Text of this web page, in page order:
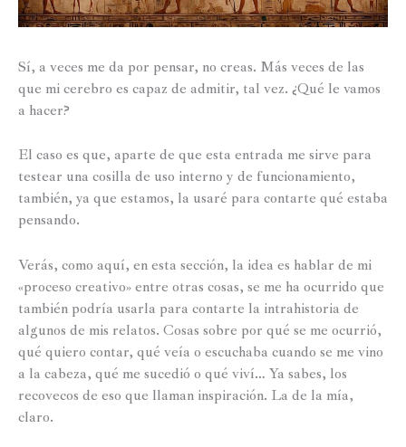
Sí, a veces me da por pensar, no creas. Más veces de las
que mi cerebro es capaz de admitir, tal vez. ¿Qué le vamos
a hacer?
El caso es que, aparte de que esta entrada me sirve para
testear una cosilla de uso interno y de funcionamiento,
también, ya que estamos, la usaré para contarte qué estaba
pensando.
Verás, como aquí, en esta sección, la idea es hablar de mi
«proceso creativo» entre otras cosas, se me ha ocurrido que
también podría usarla para contarte la intrahistoria de
algunos de mis relatos. Cosas sobre por qué se me ocurrió,
qué quiero contar, qué veía o escuchaba cuando se me vino
a la cabeza, qué me sucedió o qué viví… Ya sabes, los
recovecos de eso que llaman inspiración. La de la mía,
claro.